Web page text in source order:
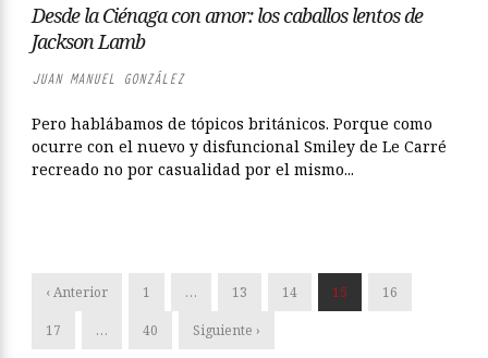
Desde la Ciénaga con amor: los caballos lentos de
Jackson Lamb
JUAN MANUEL GONZÁLEZ
Pero hablábamos de tópicos británicos. Porque como
ocurre con el nuevo y disfuncional Smiley de Le Carré
recreado no por casualidad por el mismo...
‹ Anterior 1 … 13 14 15 16
17 … 40 Siguiente ›